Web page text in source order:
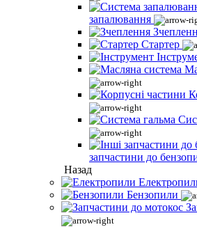
запалювання
Стартер
запчастини до
Назад
Бензопили